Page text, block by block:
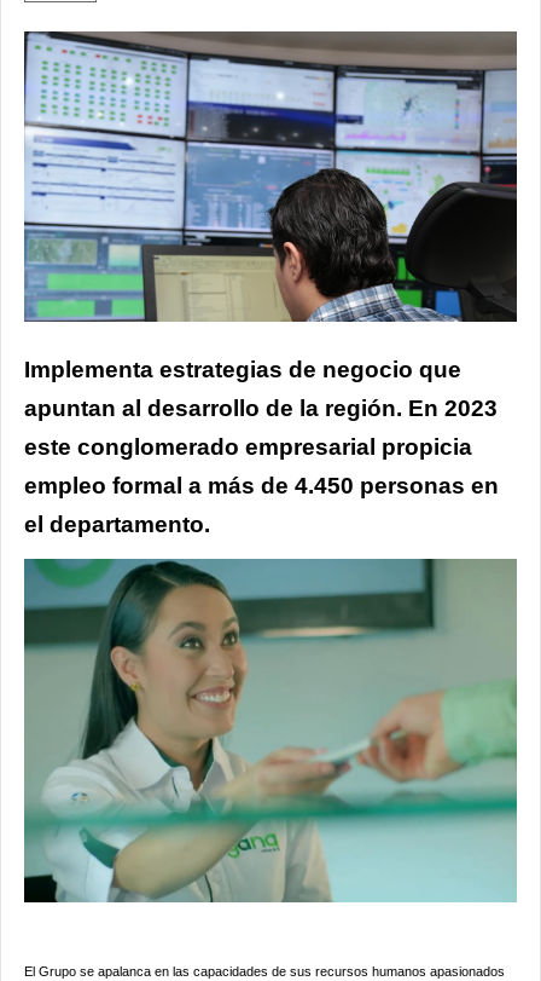
Implementa estrategias de negocio que
apuntan al desarrollo de la región. En 2023
este conglomerado empresarial propicia
empleo formal a más de 4.450 personas en
el departamento.
El Grupo se apalanca en las capacidades de sus recursos humanos apasionados